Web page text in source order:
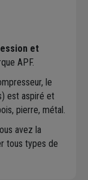
et
APF.
le
est aspiré et
pierre, métal.
avez la
tous types de